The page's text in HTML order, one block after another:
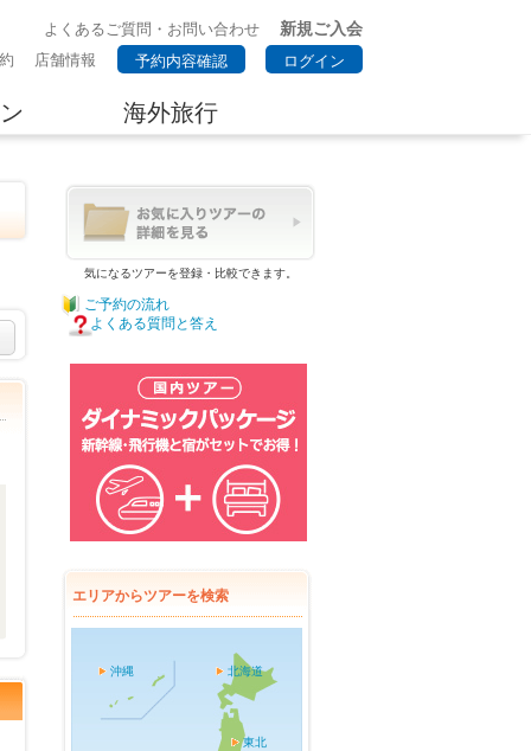
よくあるご質問・お問い合わせ
新規ご入会
店舗情報 予約内容確認 ログイン
海外旅行
気になるツアーを登録・比較できます。
ご予約の流れ
よくある質問と答え
エリアからツアーを検索
北海道
東北
沖縄